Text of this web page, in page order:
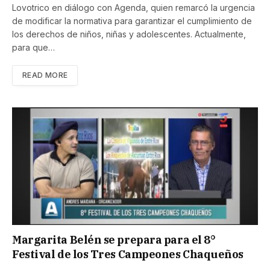
Lovotrico en diálogo con Agenda, quien remarcó la urgencia
de modificar la normativa para garantizar el cumplimiento de
los derechos de niños, niñas y adolescentes. Actualmente,
para que…
READ MORE
Margarita Belén se prepara para el 8°
Festival de los Tres Campeones Chaqueños